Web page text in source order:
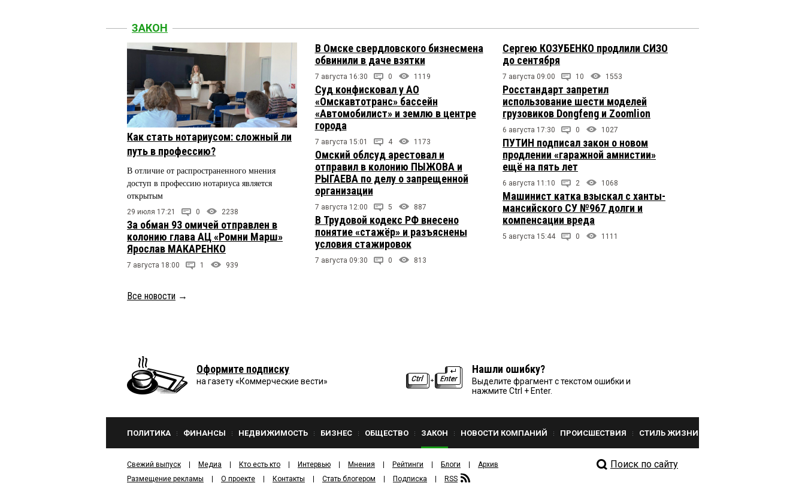
ЗАКОН
Как стать нотариусом: сложный ли
путь в профессию?
В отличие от распространенного мнения
доступ в профессию нотариуса является
открытым
29 июля 17:21 0 2238
За обман 93 омичей отправлен в
колонию глава АЦ «Ромни Марш»
Ярослав МАКАРЕНКО
7 августа 18:00 1 939
В Омске свердловского бизнесмена
обвинили в даче взятки
7 августа 16:30 0 1119
Суд конфисковал у АО
«Омскавтотранс» бассейн
«Автомобилист» и землю в центре
города
7 августа 15:01 4 1173
Омский облсуд арестовал и
отправил в колонию ПЫЖОВА и
РЫГАЕВА по делу о запрещенной
организации
7 августа 12:00 5 887
В Трудовой кодекс РФ внесено
понятие «стажёр» и разъяснены
условия стажировок
7 августа 09:30 0 813
Сергею КОЗУБЕНКО продлили СИЗО
до сентября
7 августа 09:00 10 1553
Росстандарт запретил
использование шести моделей
грузовиков Dongfeng и Zoomlion
6 августа 17:30 0 1027
ПУТИН подписал закон о новом
продлении «гаражной амнистии»
ещё на пять лет
6 августа 11:10 2 1068
Машинист катка взыскал с ханты-
мансийского СУ №967 долги и
компенсации вреда
5 августа 15:44 0 1111
Все новости →
Оформите подписку
на газету «Коммерческие вести»
Нашли ошибку?
Выделите фрагмент с текстом ошибки и
нажмите Ctrl + Enter.
ПОЛИТИКА ФИНАНСЫ НЕДВИЖИМОСТЬ БИЗНЕС ОБЩЕСТВО ЗАКОН НОВОСТИ КОМПАНИЙ ПРОИСШЕСТВИЯ СТИЛЬ ЖИЗНИ
Свежий выпуск Медиа Кто есть кто Интервью Мнения Рейтинги Блоги
Архив
Размещение рекламы
О проекте Контакты Стать блогером Подписка RSS
Поиск по сайту